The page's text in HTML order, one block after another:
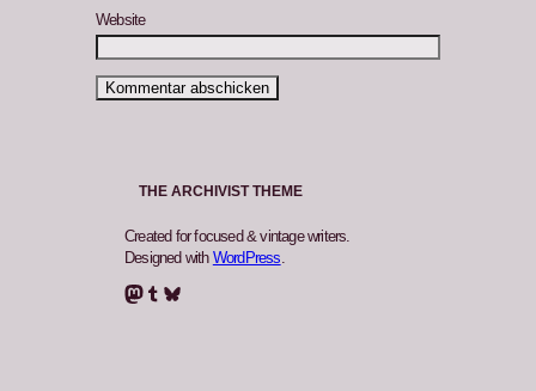
Website
THE ARCHIVIST THEME
Created for focused & vintage writers.
Designed with WordPress.
Mastodon Tumblr Bluesky